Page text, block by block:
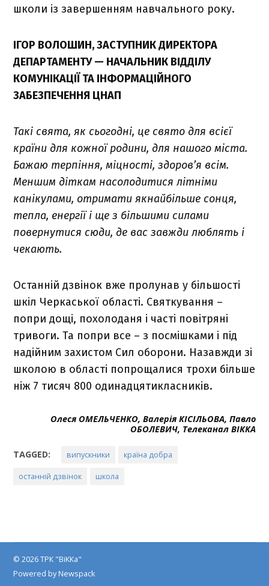
школи із завершенням навчального року.
ІГОР ВОЛОШИН, ЗАСТУПНИК ДИРЕКТОРА
ДЕПАРТАМЕНТУ — НАЧАЛЬНИК ВІДДІЛУ
КОМУНІКАЦІЇ ТА ІНФОРМАЦІЙНОГО
ЗАБЕЗПЕЧЕННЯ ЦНАП
Такі свята, як сьогодні, це свято для всієї
країни для кожної родини, для нашого міста.
Бажаю терпіння, міцності, здоров’я всім.
Меншим діткам насолодитися літніми
канікулами, отримати якнайбільше сонця,
тепла, енергії і ще з більшими силами
повернутися сюди, де вас завжди люблять і
чекають.
Останній дзвінок вже пролунав у більшості
шкіл Черкаської області. Святкування –
попри дощі, похолоданя і часті повітряні
тривоги. Та попри все – з посмішками і під
надійним захистом Сил оборони. Назавжди зі
школою в області попрощалися трохи більше
ніж 7 тисяч 800 одинадцятикласників.
Олеся ОМЕЛЬЧЕНКО, Валерія КІСІЛЬОВА, Павло
ОБОЛЕВИЧ, Телеканал ВІККА
TAGGED: випускники країна добра
останній дзвінок школа
© 2026 ТРК "ВіККа"
Powered by Newspack